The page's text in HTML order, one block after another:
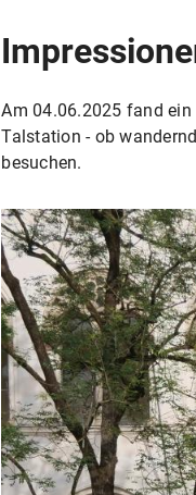
Am 04.06.2025 fand
Talstation - ob
besuchen.